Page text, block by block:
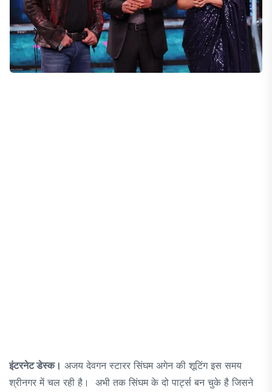
इंटरनेट डेस्क। अजय देवगन स्टारर सिंघम अगेन की शूटिंग इस समय
श्रीनगर में चल रही है। अभी तक सिंघम के दो पार्ट्स बन चुके है जिसने